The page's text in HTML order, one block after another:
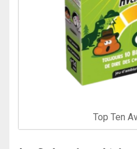
Top Ten